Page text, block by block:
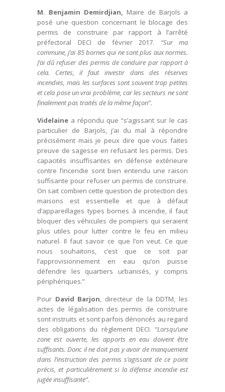
M. Benjamin Demirdjian, Maire de Barjols a
posé une question concernant le blocage des
permis de construire par rapport à l’arrêté
préfectoral DECI de février 2017. “Sur ma
commune, j’ai 85 bornes qui ne sont plus aux normes.
J’ai dû refuser des permis de conduire par rapport à
cela. Certes, il faut investir dans des réserves
incendies, mais les surfaces sont souvent trop petites
et cela pose un vrai problème, car les secteurs ne sont
finalement pas traités de la même façon”.
Videlaine a répondu que “s’agissant sur le cas
particulier de Barjols, j’ai du mal à répondre
précisément mais je peux dire que vous faites
preuve de sagesse en refusant les permis. Des
capacités insuffisantes en défense extérieure
contre l’incendie sont bien entendu une raison
suffisante pour refuser un permis de construire.
On sait combien cette question de protection des
maisons est essentielle et que à défaut
d’appareillages types bornes à incendie, il faut
bloquer des véhicules de pompiers qui seraient
plus utiles pour lutter contre le feu en milieu
naturel. Il faut savoir ce que l’on veut. Ce que
nous souhaitons, c’est que ce soit par
l’approvisionnement en eau qu’on puisse
défendre les quartiers urbanisés, y compris
périphériques.”
Pour David Barjon, directeur de la DDTM, les
actes de légalisation des permis de construire
sont instruits et sont parfois dénoncés au regard
des obligations du règlement DECI. “Lorsqu’une
zone est ouverte, les apports en eau doivent être
suffisants. Donc il ne doit pas y avoir de manquement
dans l’instruction des permis s’agissant de ce point
précis, et particulièrement si la défense incendie est
jugée insuffisante”.